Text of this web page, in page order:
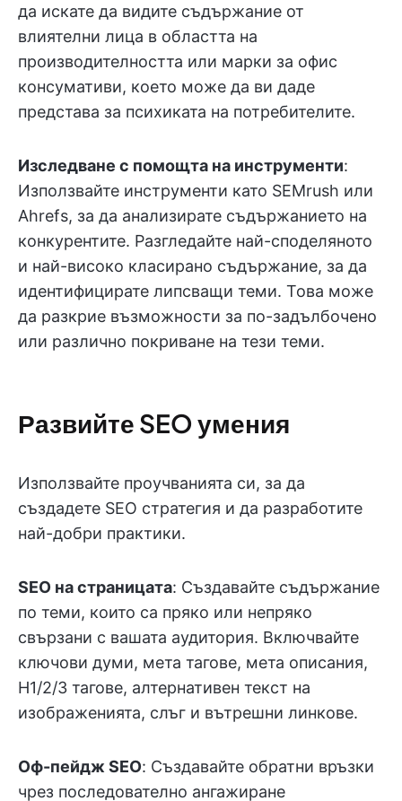
да искате да видите съдържание от
влиятелни лица в областта на
производителността или марки за офис
консумативи, което може да ви даде
представа за психиката на потребителите.
Изследване с помощта на инструменти:
Използвайте инструменти като SEMrush или
Ahrefs, за да анализирате съдържанието на
конкурентите. Разгледайте най-споделяното
и най-високо класирано съдържание, за да
идентифицирате липсващи теми. Това може
да разкрие възможности за по-задълбочено
или различно покриване на тези теми.
Развийте SEO умения
Използвайте проучванията си, за да
създадете SEO стратегия и да разработите
най-добри практики.
SEO на страницата: Създавайте съдържание
по теми, които са пряко или непряко
свързани с вашата аудитория. Включвайте
ключови думи, мета тагове, мета описания,
H1/2/3 тагове, алтернативен текст на
изображенията, слъг и вътрешни линкове.
Оф-пейдж SEO: Създавайте обратни връзки
чрез последователно ангажиране